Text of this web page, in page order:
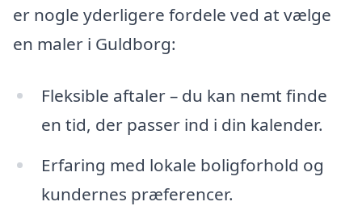
er nogle yderligere fordele ved at vælge
en maler i Guldborg:
Fleksible aftaler – du kan nemt finde
en tid, der passer ind i din kalender.
Erfaring med lokale boligforhold og
kundernes præferencer.